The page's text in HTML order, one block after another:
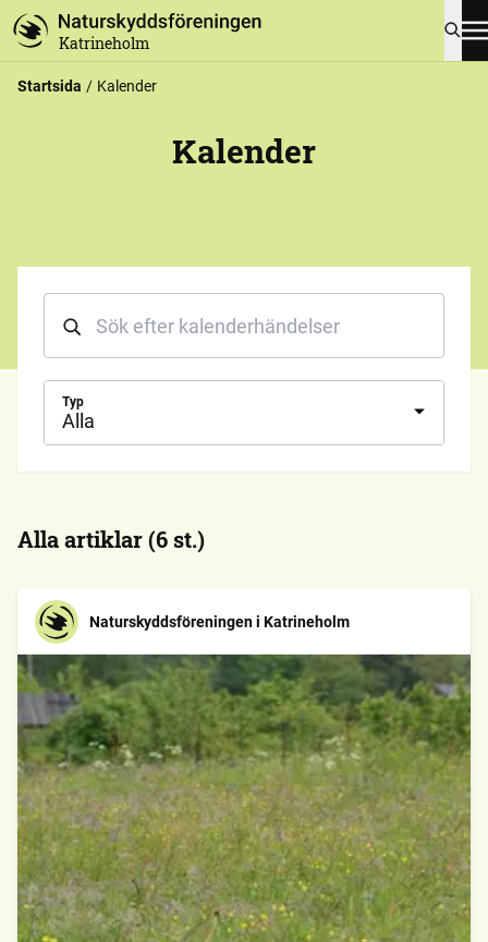
Katrineholm
Startsida Kalender
Kalender
Typ
Alla artiklar (6 st.)
Naturskyddsföreningen i Katrineholm